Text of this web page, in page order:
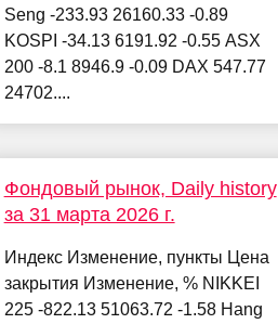
Seng -233.93 26160.33 -0.89
KOSPI -34.13 6191.92 -0.55 ASX
200 -8.1 8946.9 -0.09 DAX 547.77
24702....
Фондовый рынок, Daily history
за 31 марта 2026 г.
Индекс Изменение, пункты Цена
закрытия Изменение, % NIKKEI
225 -822.13 51063.72 -1.58 Hang